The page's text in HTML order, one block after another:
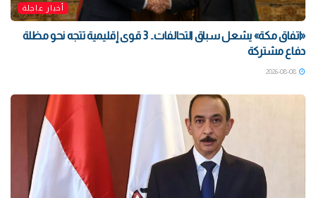
أخبار عاجلة
«اتفاق مكة» يشعل سباق التحالفات.. 3 قوى إقليمية تتجه نحو مظلة
دفاع مشتركة